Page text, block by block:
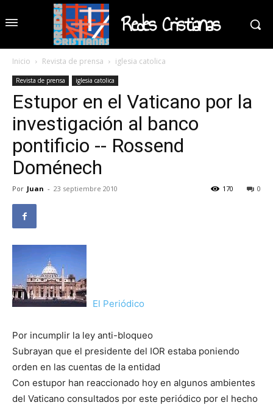
Redes Cristianas
Inicio Revista de prensa iglesia catolica
Revista de prensa iglesia catolica
Estupor en el Vaticano por la
investigación al banco
pontificio -- Rossend
Doménech
Por Juan - 23 septiembre 2010 0
170
El Periódico
Por incumplir la ley anti-bloqueo
Subrayan que el presidente del IOR estaba poniendo
orden en las cuentas de la entidad
Con estupor han reaccionado hoy en algunos ambientes
del Vaticano consultados por este periódico por el hecho